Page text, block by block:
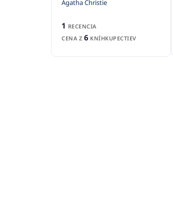
Agatha Christie
1 RECENCIA
CENA Z 6 KNÍHKUPECTIEV